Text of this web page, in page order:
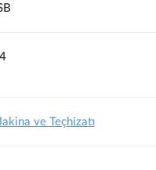
ve Teçhizatı